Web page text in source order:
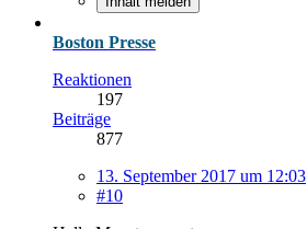
Boston Presse
Reaktionen
197
Beiträge
877
13. September 2017 um 12:03
#10